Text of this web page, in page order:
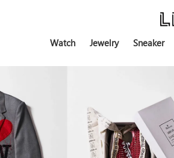
Watch Jewelry Sneaker